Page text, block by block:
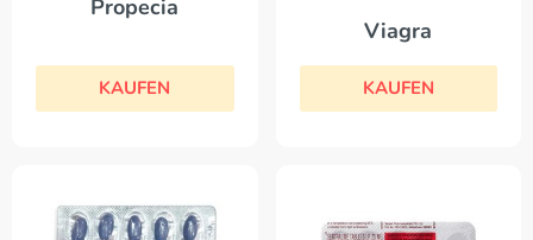
Propecia
KAUFEN
Viagra
KAUFEN